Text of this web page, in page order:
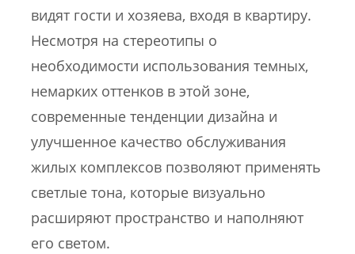
видят гости и хозяева, входя в квартиру.
Несмотря на стереотипы о
необходимости использования темных,
немарких оттенков в этой зоне,
современные тенденции дизайна и
улучшенное качество обслуживания
жилых комплексов позволяют применять
светлые тона, которые визуально
расширяют пространство и наполняют
его светом.